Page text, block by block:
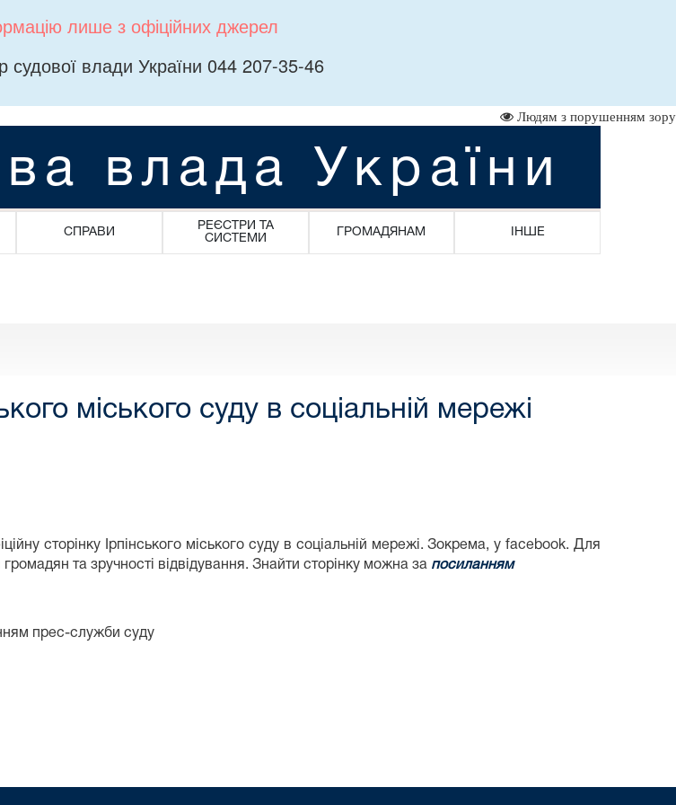
лише з офіційних джерел
судової влади України 044 207-35-46
Людям з порушенням зору
влада України
СПРАВИ
РЕЄСТРИ ТА
СИСТЕМИ
ГРОМАДЯНАМ ІНШЕ
міського суду в соціальній мережі
сторінку Ірпінського міського суду в соціальній мережі. Зокрема, у facebook. Для
та зручності відвідування. Знайти сторінку можна за посиланням
прес-служби суду